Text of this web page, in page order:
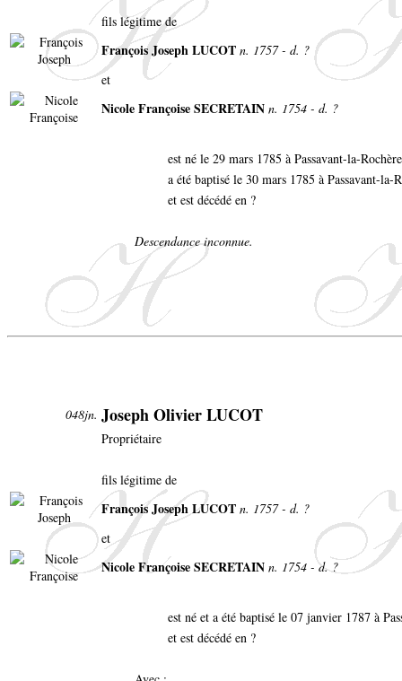
fils légitime de
François Joseph LUCOT n. 1757 - d. ?
et
Nicole Françoise SECRETAIN n. 1754 - d. ?
est né le 29 mars 1785 à Passavant-la-
a été baptisé le 30 mars 1785 à Passavant-la-
et est décédé en ?
Descendance inconnue.
048jn. Joseph Olivier LUCOT
Propriétaire
fils légitime de
François Joseph LUCOT n. 1757 - d. ?
et
Nicole Françoise SECRETAIN n. 1754 - d. ?
est né et a été baptisé le 07 janvier 1787 à
et est décédé en ?